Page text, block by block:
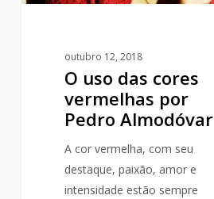
outubro 12, 2018
O uso das cores
vermelhas por
Pedro Almodóvar
A cor vermelha, com seu
destaque, paixão, amor e
intensidade estão sempre